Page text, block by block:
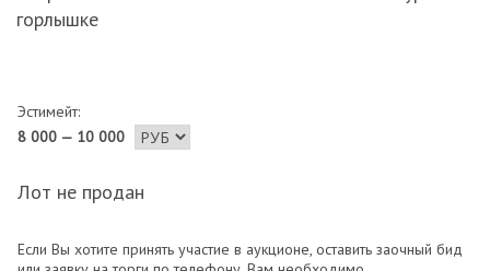
горлышке
Эстимейт:
8 000 — 10 000
Лот не продан
Если Вы хотите принять участие в аукционе, оставить заочный бид